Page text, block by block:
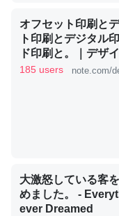
類は苦労してるん
ジになったり努力し
─ニュース :: 【研究発
いのか」に関する新仮説
ちぼちRingも置こ
位置情報を共有し
これ見て生きてるな
オフセット印刷と
ト印刷とデジタル
ド印刷と。｜デ
津田淳子
185 users note.com/
大激怒している客
めました。 -
ever Dreamed